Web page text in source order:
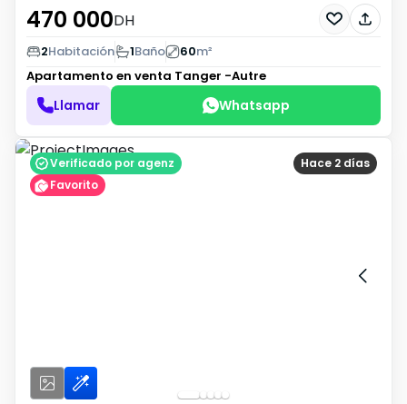
470 000DH
2Habitación 1Baño 60m²
Apartamento en venta Tanger -Autre
Llamar Whatsapp
Hace 2 días
Verificado por agenz
Favorito